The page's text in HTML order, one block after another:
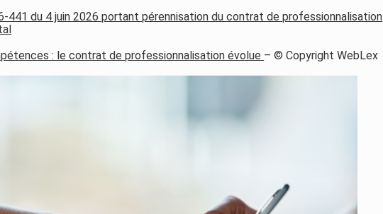
441 du 4 juin 2026 portant pérennisation du contrat de professionnalisation
: le contrat de professionnalisation évolue – © Copyright WebLex